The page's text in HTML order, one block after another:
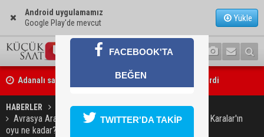
Android uygulamamız
Google Play'de mevcut
Yükle
Adanalı sanatçıdan üzücü haber: Konserlerine ara verdi
Büyükşehirden üreticiye 168 adet süt sağım makinesi
HABERLER GÜNDEM
Avrasya Araştırma Şirketi yayınladı! Bugün seçim olsa Karalar'ın
oyu ne kadar?
FACEBOOK'TA
BEĞEN
TWITTER'DA TAKİP